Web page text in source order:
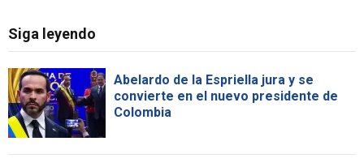
Siga leyendo
Abelardo de la Espriella jura y se
convierte en el nuevo presidente de
Colombia